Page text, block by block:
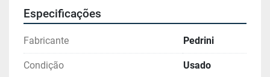
Especificações
Fabricante Pedrini
Condição Usado